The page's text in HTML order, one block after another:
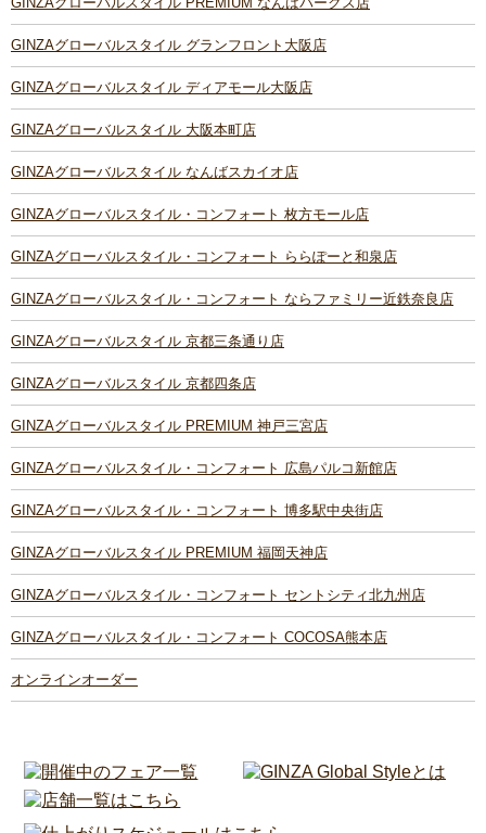
GINZAグローバルスタイル グランフロント大阪店
GINZAグローバルスタイル ディアモール大阪店
GINZAグローバルスタイル 大阪本町店
GINZAグローバルスタイル なんばスカイオ店
GINZAグローバルスタイル・コンフォート 枚方モール店
GINZAグローバルスタイル・コンフォート ららぽーと和泉店
GINZAグローバルスタイル・コンフォート ならファミリー近鉄奈良店
GINZAグローバルスタイル 京都三条通り店
GINZAグローバルスタイル 京都四条店
GINZAグローバルスタイル PREMIUM 神戸三宮店
GINZAグローバルスタイル・コンフォート 広島パルコ新館店
GINZAグローバルスタイル・コンフォート 博多駅中央街店
GINZAグローバルスタイル PREMIUM 福岡天神店
GINZAグローバルスタイル・コンフォート セントシティ北九州店
GINZAグローバルスタイル・コンフォート COCOSA熊本店
オンラインオーダー